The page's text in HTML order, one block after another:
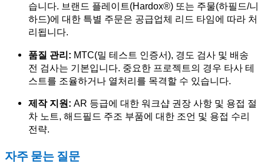
습니다. 브랜드 플레이트(Hardox®) 또는 주물(하필드/니
하드)에 대한 특별 주문은 공급업체 리드 타임에 따라 처
리됩니다.
품질 관리: MTC(밀 테스트 인증서), 경도 검사 및 배송
전 검사는 기본입니다. 중요한 프로젝트의 경우 타사 테
스트를 조율하거나 열처리를 목격할 수 있습니다.
제작 지원: AR 등급에 대한 워크샵 권장 사항 및 용접 절
차 노트, 해드필드 주조 부품에 대한 조언 및 용접 수리
전략.
자주 묻는 질문